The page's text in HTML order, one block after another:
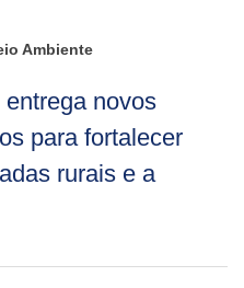
Ambiente
novos
para fortalecer
rurais e a